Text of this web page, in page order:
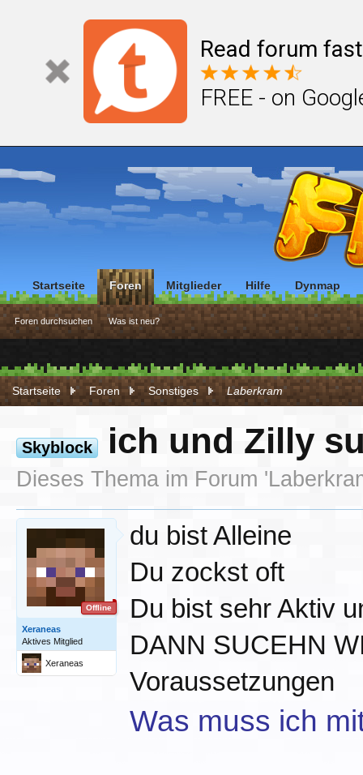
Read forum
FREE - on
Startseite Foren Sonstiges Laberkram
Skyblock ich und Zilly
Dieses Thema im Forum '
Offline
Xeraneas
Aktives Mitglied
Xeraneas
du bist Alleine
Du zockst oft
Du bist sehr Aktiv
DANN SUCEHN
Voraussetzungen
Was muss ich
Startseite Foren
Foren durchsuchen Was ist neu?
Mitglieder Hilfe Dynmap